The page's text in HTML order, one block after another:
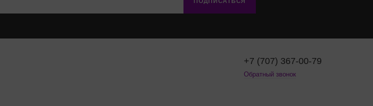
+7 (707) 367-00-79
Обратный звонок